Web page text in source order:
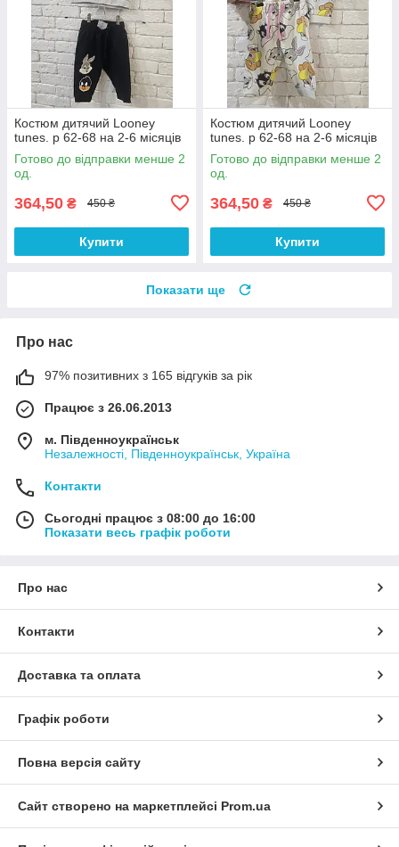
Костюм дитячий Looney
tunes. р 62-68 на 2-6 місяців
Готово до відправки менше 2
од.
364,50 ₴ 450 ₴
Купити
Костюм дитячий Looney
tunes. р 62-68 на 2-6 місяців
Готово до відправки менше 2
од.
364,50 ₴ 450 ₴
Купити
Показати ще
Про нас
97% позитивних з 165 відгуків за рік
Працює з 26.06.2013
м. Південноукраїнськ
Незалежності, Південноукраїнськ, Україна
Контакти
Сьогодні працює з 08:00 до 16:00
Показати весь графік роботи
Про нас
Контакти
Доставка та оплата
Графік роботи
Повна версія сайту
Сайт створено на маркетплейсі Prom.ua